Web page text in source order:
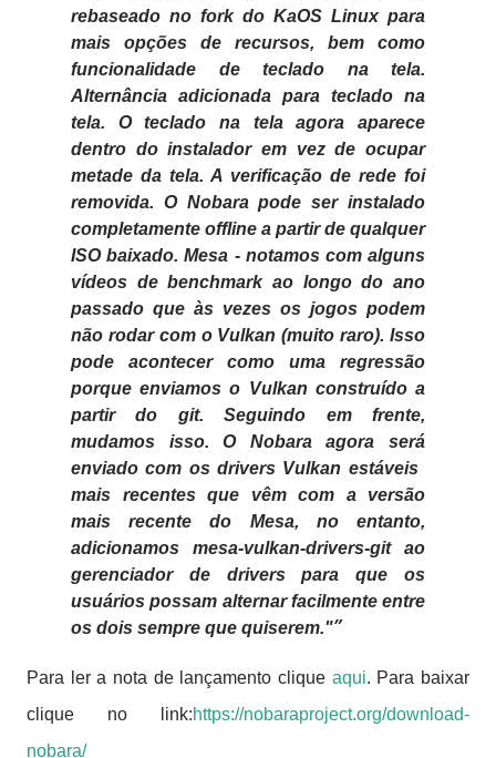
rebaseado no fork do KaOS Linux para
mais opções de recursos, bem como
funcionalidade de teclado na tela.
Alternância adicionada para teclado na
tela. O teclado na tela agora aparece
dentro do instalador em vez de ocupar
metade da tela. A verificação de rede foi
removida. O Nobara pode ser instalado
completamente offline a partir de qualquer
ISO baixado. Mesa - notamos com alguns
vídeos de benchmark ao longo do ano
passado que às vezes os jogos podem
não rodar com o Vulkan (muito raro). Isso
pode acontecer como uma regressão
porque enviamos o Vulkan construído a
partir do git. Seguindo em frente,
mudamos isso. O Nobara agora será
enviado com os drivers Vulkan estáveis ​​
mais recentes que vêm com a versão
mais recente do Mesa, no entanto,
adicionamos mesa-vulkan-drivers-git ao
gerenciador de drivers para que os
usuários possam alternar facilmente entre
os dois sempre que quiserem."
Para ler a nota de lançamento clique aqui. Para baixar
clique no link:https://nobaraproject.org/download-
nobara/